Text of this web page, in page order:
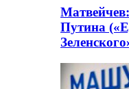
Путина